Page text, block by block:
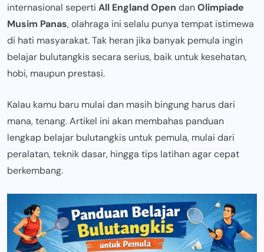
internasional seperti All England Open danOlimpiade
Musim Panas, olahraga ini selalu punya tempat istimewa
di hati masyarakat. Tak heran jika banyak pemula ingin
belajar bulutangkis secara serius, baik untuk kesehatan,
hobi, maupun prestasi.
Kalau kamu baru mulai dan masih bingung harus dari
mana, tenang. Artikel ini akan membahas panduan
lengkap belajar bulutangkis untuk pemula, mulai dari
peralatan, teknik dasar, hingga tips latihan agar cepat
berkembang.